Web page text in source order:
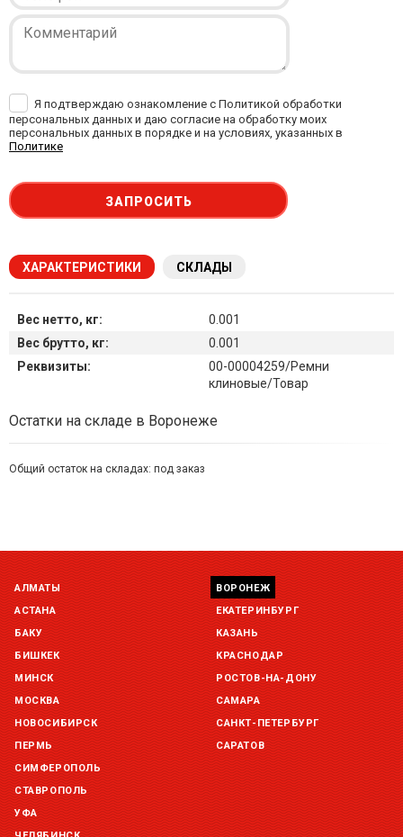
Я подтверждаю ознакомление с Политикой обработки
персональных данных и даю согласие на обработку моих
персональных данных в порядке и на условиях, указанных в
Политике
ЗАПРОСИТЬ
ХАРАКТЕРИСТИКИ СКЛАДЫ
Вес нетто, кг:
0.001
Вес брутто, кг:
0.001
Реквизиты:
00-00004259/Ремни
клиновые/Товар
Наличие товара на складах
Симферополь склад (г. Симферополь, ул. Монтажная, 33а)
остаток:под заказ
Склад Екатеринбург (г. Екатеринбург, ул. Бисертская, д.1)
остаток:под заказ
Склад Казань (г. Казань, ул. Родины, д. 2)
остаток:под заказ
Склад Краснодар (г. Краснодар, ул. Троицкая, 137 )
остаток:под заказ
Склад Уфа (г. Уфа, ул. Центральная, д. 19Б )
остаток:под заказ
Остатки на складе в Воронеже
Общий остаток на складах: под заказ
АЛМАТЫ
АСТАНА
БАКУ
БИШКЕК
ВОРОНЕЖ
ЕКАТЕРИНБУРГ
КАЗАНЬ
КРАСНОДАР
МИНСК
МОСКВА
НОВОСИБИРСК
ПЕРМЬ
РОСТОВ-НА-ДОНУ
САМАРА
САНКТ-ПЕТЕРБУРГ
САРАТОВ
СИМФЕРОПОЛЬ
СТАВРОПОЛЬ
УФА